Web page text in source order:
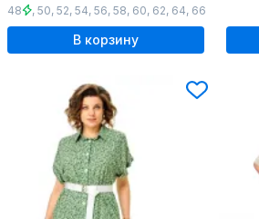
48 , 50, 52, 54, 56, 58, 60, 62, 64, 66
В корзину